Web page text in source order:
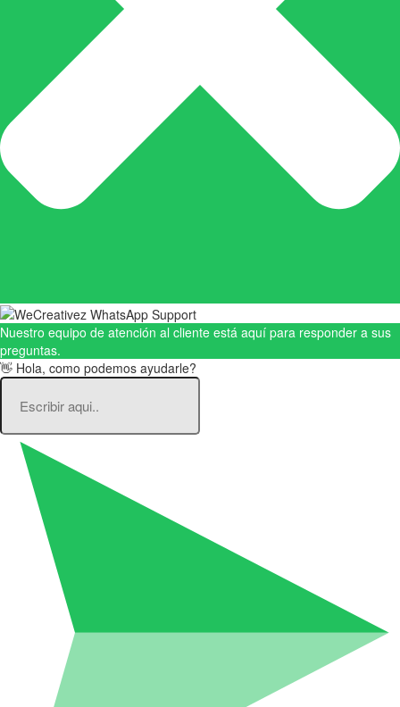
Nuestro equipo de atención al cliente está aquí para responder a sus
preguntas.
👋 Hola, como podemos ayudarle?